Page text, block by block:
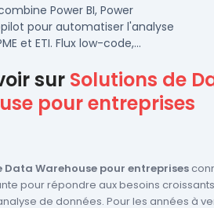
de vos
Power BI, Power
pour automatiser l'analyse
et ETI. Flux low-code,
temps reel et gouvernance
sur Solutions de
pour entreprises
Data Warehouse pour entreprises
pour répondre aux besoins
de données. Pour les années à